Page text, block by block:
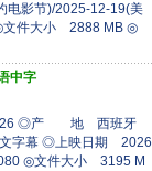
影节)/2025-12-19(美
件大小 2888 MB ◎
中字
◎产 地 西班牙
◎上映日期 2026
◎文件大小 3195 M